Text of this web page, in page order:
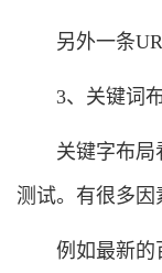
另外一条
3、关键词
关键字布
测试。有很多因
例如最新的